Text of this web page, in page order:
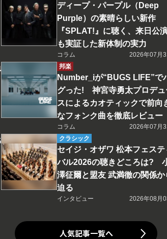
ディープ・パープル（Deep
Purple）の素晴らしい新作
『SPLAT!』に聴く、来日公
も実証した新体制の実力
コラム
2026年07月
邦楽
Number_iが“BUGS LIFE”で
グった! 神宮寺勇太プロデュ
スによるカオティックで前向
なフォンク曲を徹底レビュー
コラム
2026年07月
クラシック
セイジ・オザワ 松本フェステ
バル2026の聴きどころは?
澤征爾と盟友 武満徹の関係か
迫る
インタビュー 2026年08月
人気記事一覧へ